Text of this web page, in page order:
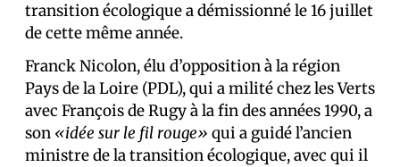
transition écologique a démissionné le 16 juillet
de cette même année.
Franck Nicolon, élu d’opposition à la région
Pays de la Loire (PDL), qui a milité chez les Verts
avec François de Rugy à la fin des années 1990, a
son «idée sur le fil rouge» qui a guidé l’ancien
ministre de la transition écologique, avec qui il